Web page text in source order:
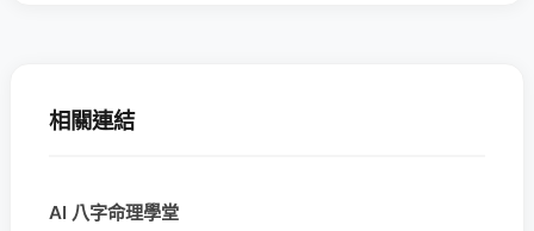
相關連結
AI 八字命理學堂